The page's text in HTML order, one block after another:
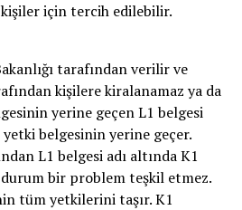
kişiler için tercih edilebilir.
tarafından verilir ve
kişilere kiralanamaz ya da
yerine geçen L1 belgesi
belgesinin yerine geçer.
L1 belgesi adı altında K1
bir problem teşkil etmez.
tüm yetkilerini taşır. K1